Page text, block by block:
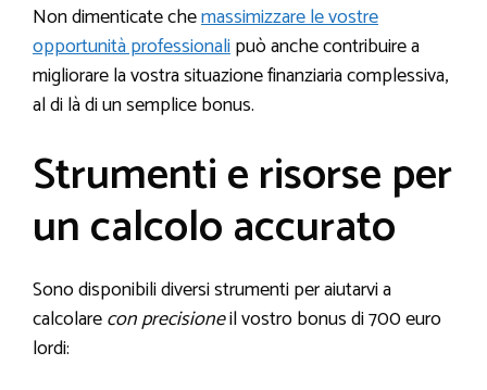
Non dimenticate chemassimizzare le vostre
opportunità professionalipuò anche contribuire a
migliorare la vostra situazione finanziaria complessiva,
al di là di un semplice bonus.
Strumenti e risorse per
un calcolo accurato
Sono disponibili diversi strumenti per aiutarvi a
calcolarecon precisioneil vostro bonus di 700 euro
lordi: